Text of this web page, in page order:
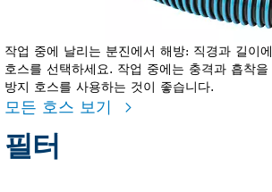
작업 중에 날리는 분진에서 해방: 직경과 길이
호스를 선택하세요. 작업 중에는 충격과 흡착
방지 호스를 사용하는 것이 좋습니다.
모든 호스 보기
필터